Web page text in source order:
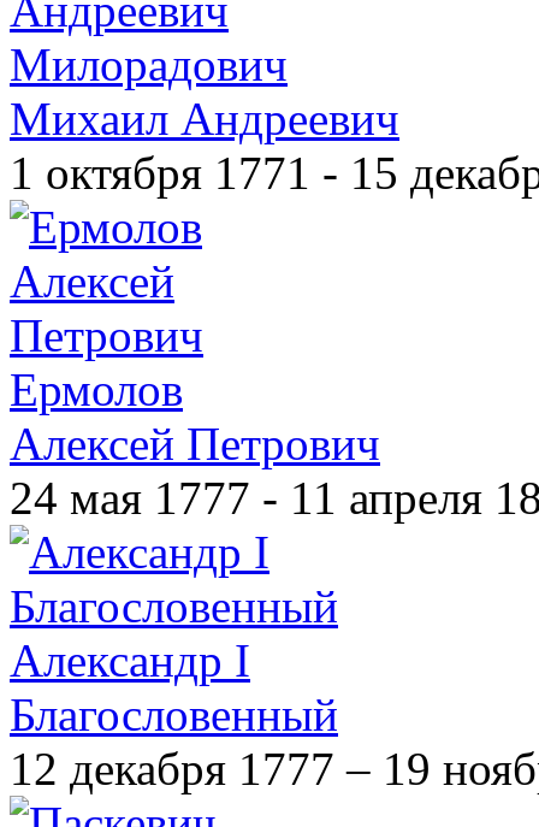
Милорадович
Михаил Андреевич
1 октября 1771 - 15
Ермолов
Алексей Петрович
24 мая 1777 - 11 апреля
Александр I
Благословенный
12 декабря 1777 – 19